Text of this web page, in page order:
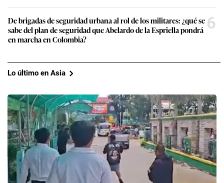
De brigadas de seguridad urbana al rol de los militares: ¿qué se
sabe del plan de seguridad que Abelardo de la Espriella pondrá
en marcha en Colombia?
6
Lo último en Asia